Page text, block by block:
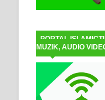
PORTAL
MUZIK, AUDIO